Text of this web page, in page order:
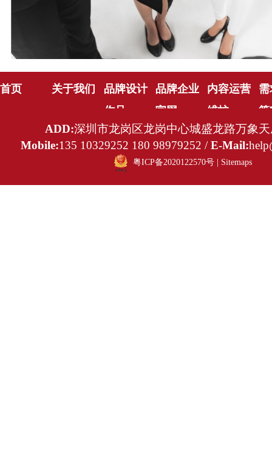
首页 关于我们
品牌设计
作品
品牌企业
官网
内容运营
维护
策
ADD:深圳市龙岗区龙岗中心城盛龙路万象
Mobile:135 10329252 180 98979252 /E-Mail:
粤ICP备2020122570号| Sitemaps